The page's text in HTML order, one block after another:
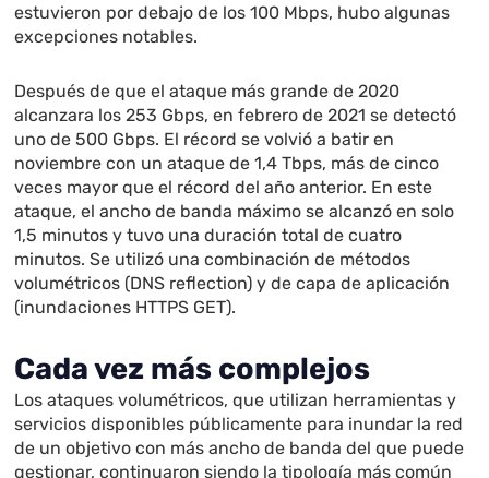
estuvieron por debajo de los 100 Mbps, hubo algunas
excepciones notables.
Después de que el ataque más grande de 2020
alcanzara los 253 Gbps, en febrero de 2021 se detectó
uno de 500 Gbps. El récord se volvió a batir en
noviembre con un ataque de 1,4 Tbps, más de cinco
veces mayor que el récord del año anterior. En este
ataque, el ancho de banda máximo se alcanzó en solo
1,5 minutos y tuvo una duración total de cuatro
minutos. Se utilizó una combinación de métodos
volumétricos (DNS reflection) y de capa de aplicación
(inundaciones HTTPS GET).
Cada vez más complejos
Los ataques volumétricos, que utilizan herramientas y
servicios disponibles públicamente para inundar la red
de un objetivo con más ancho de banda del que puede
gestionar, continuaron siendo la tipología más común